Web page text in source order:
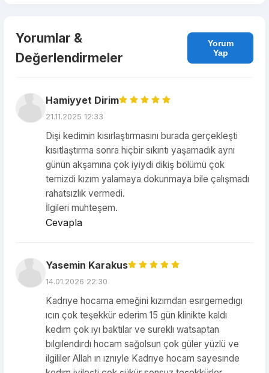
Yorumlar &
Değerlendirmeler
Yorum
Yap
Hamiyyet Dirim
21.11.2025 12:33
Dişi kedimin kısırlaştırmasını burada gerçekleşti
kısıtlaştırma sonra hiçbir sıkıntı yaşamadık aynı
günün akşamına çok iyiydi dikiş bölümü çok
temizdi kızım yalamaya dokunmaya bile çalışmadı
rahatsızlık vermedi.
İlgileri muhteşem.
Cevapla
Yasemin Karakus
14.01.2026 22:30
Kadrıye hocama emeğini kızımdan esırgemedıgı
ıcın çok teşekkür ederim 15 gün klinikte kaldı
kedım çok ıyı baktılar ve sureklı watsaptan
bılgılendırdı hocam sağolsun çok güler yüzlü ve
ilgililer Allah ın ıznıyle Kadrıye hocam sayesınde